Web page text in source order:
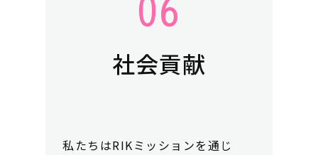
社会貢献
私たちはRIKミッションを通じ